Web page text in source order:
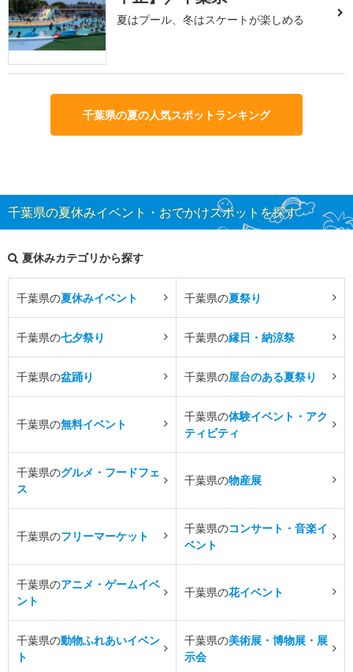
夏はプール、冬はスケートが楽しめる
千葉県の夏の人気スポットランキング
千葉県の夏休みイベント・おでかけスポットを探す
夏休みカテゴリから探す
千葉県の夏休みイベント 千葉県の夏祭り
千葉県の七夕祭り 千葉県の縁日・納涼祭
千葉県の盆踊り 千葉県の屋台のある夏祭り
千葉県の無料イベント
千葉県の体験イベント・アク
ティビティ
千葉県のグルメ・フードフェ
ス
千葉県の物産展
千葉県のフリーマーケット
千葉県のコンサート・音楽イ
ベント
千葉県のアニメ・ゲームイベ
ント
千葉県の花イベント
千葉県の動物ふれあいイベン
ト
千葉県の美術展・博物展・展
示会